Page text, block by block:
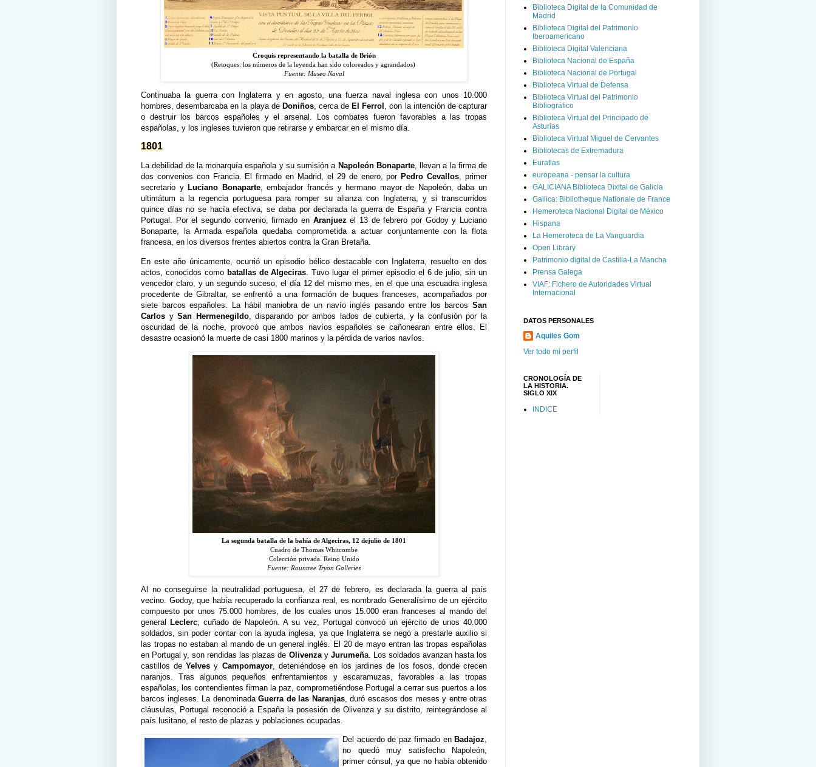
Croquis representando la batalla de Brión
(Retoques: los números de la leyenda han sido coloreados y agrandados)
Fuente: Museo Naval
Continuaba la guerra con Inglaterra y en agosto, una fuerza naval inglesa con unos 10.000
hombres, desembarcaba en la playa de Doniños, cerca de El Ferrol , con la intención de capturar
o destruir los barcos españoles y el arsenal. Los combates fueron favorables a las tropas
españolas, y los ingleses tuvieron que retirarse y embarcar en el mismo día.
1801
La debilidad de la monarquía española y su sumisión a Napoleón Bonaparte, llevan a la firma de
dos convenios con Francia. El firmado en Madrid, el 29 de enero, por Pedro Cevallos, primer
secretario y Luciano Bonaparte, embajador francés y hermano mayor de Napoleón, daba un
ultimátum a la regencia portuguesa para romper su alianza con Inglaterra, y si transcurridos
quince días no se hacía efectiva, se daba por declarada la guerra de España y Francia contra
Portugal. Por el segundo convenio, firmado en Aranjuez el 13 de febrero por Godoy y Luciano
Bonaparte, la Armada española quedaba comprometida a actuar conjuntamente con la flota
francesa, en los diversos frentes abiertos contra la Gran Bretaña.
En este año únicamente, ocurrió un episodio bélico destacable con Inglaterra, resuelto en dos
actos, conocidos como batallas de Algeciras . Tuvo lugar el primer episodio el 6 de julio, sin un
vencedor claro, y un segundo suceso, el día 12 del mismo mes, en el que una escuadra inglesa
procedente de Gibraltar, se enfrentó a una formación de buques franceses, acompañados por
siete barcos españoles. La hábil maniobra de un navío inglés pasando entre los barcos San
Carlos ySan Hermenegildo, disparando por ambos lados de cubierta, y la confusión por la
oscuridad de la noche, provocó que ambos navíos españoles se cañonearan entre ellos. El
desastre ocasionó la muerte de casi 1800 marinos y la pérdida de varios navíos.
La segunda batalla de la bahía de Algeciras, 12 dejulio de 1801
Cuadro de Thomas Whitcombe
Colección privada. Reino Unido
Fuente: Rountree Tryon Galleries
Al no conseguirse la neutralidad portuguesa, el 27 de febrero, es declarada la guerra al país
vecino. Godoy, que había recuperado la confianza real, es nombrado Generalísimo de un ejército
compuesto por unos 75.000 hombres, de los cuales unos 15.000 eran franceses al mando del
general
Leclerc , cuñado de Napoleón. A su vez, Portugal convocó un ejército de unos 40.000
soldados, sin poder contar con la ayuda inglesa, ya que Inglaterra se negó a prestarle auxilio si
las tropas no estaban al mando de un general inglés. El 20 de mayo entran las tropas españolas
en Portugal y, son rendidas las plazas de Olivenzay Jurumeña. Los soldados avanzan hasta los
castillos deYelves y Campomayor, deteniéndose en los jardines de los fosos, donde crecen
naranjos. Tras algunos pequeños enfrentamientos y escaramuzas, favorables a las tropas
españolas, los contendientes firman la paz, comprometiéndose Portugal a cerrar sus puertos a los
barcos ingleses. La denominada Guerra de las Naranjas, duró escasos dos meses y entre otras
cláusulas, Portugal reconoció a España la posesión de Olivenza y su distrito, reintegrándose al
país lusitano, el resto de plazas y poblaciones ocupadas.
Del acuerdo de paz firmado en Badajoz,
no quedó muy satisfecho Napoleón,
primer cónsul, ya que no había obtenido
Biblioteca Digital de la Comunidad de
Madrid
Biblioteca Digital del Patrimonio
Iberoamericano
Biblioteca Digital Valenciana
Biblioteca Nacional de España
Biblioteca Nacional de Portugal
Biblioteca Virtual de Defensa
Biblioteca Virtual del Patrimonio
Bibliográfico
Biblioteca Virtual del Principado de
Asturias
Biblioteca Virtual Miguel de Cervantes
Bibliotecas de Extremadura
Euratlas
europeana - pensar la cultura
GALICIANA Biblioteca Dixital de Galicia
Gallica: Bibliotheque Nationale de France
Hemeroteca Nacional Digital de México
Hispana
La Hemeroteca de La Vanguardia
Open Library
Patrimonio digital de Castilla-La Mancha
Prensa Galega
VIAF: Fichero de Autoridades Virtual
Internacional
DATOS PERSONALES
Aquiles Gom
Ver todo mi perfil
CRONOLOGÍA DE
LA HISTORIA.
SIGLO XIX
INDICE